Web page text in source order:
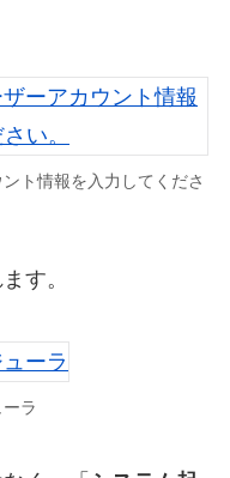
ト情報を入力してくださ
す。
ラ